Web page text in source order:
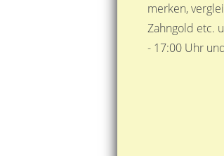
merken,
Zahngold etc.
- 17:00 Uhr